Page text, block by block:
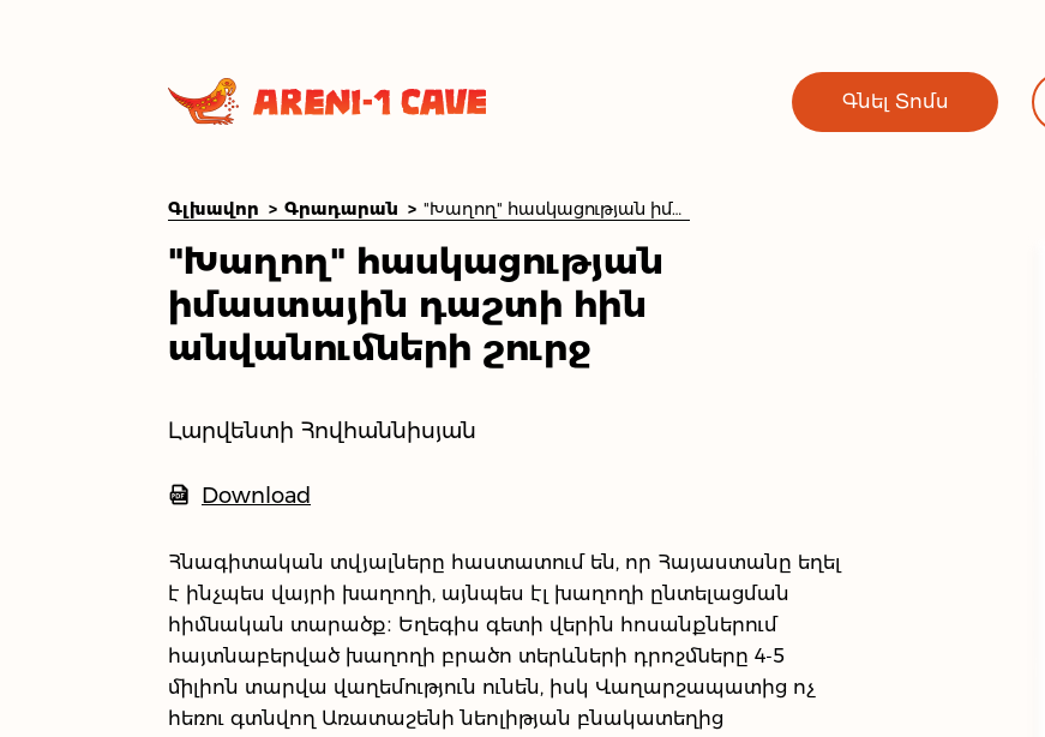
Գնել Տոմս
Գլխավոր Գրադարան "Խաղող" հասկացության իմաստային դաշտի հին անվանումների շուրջ
"Խաղող" հասկացության
իմաստային դաշտի հին
անվանումների շուրջ
Լարվենտի Հովհաննիսյան
Download
Հնագիտական տվյալները հաստատում են, որ Հայաստանը եղել
է ինչպես վայրի խաղողի, այնպես էլ խաղողի ընտելացման
հիմնական տարածք։ Եղեգիս գետի վերին հոսանքներում
հայտնաբերված խաղողի բրածո տերևների դրոշմները 4-5
միլիոն տարվա վաղեմություն ունեն, իսկ Վաղարշապատից ոչ
հեռու գտնվող Առատաշենի նեոլիթյան բնակատեղից